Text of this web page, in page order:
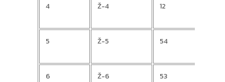
4 Ž-4 12
5 Ž-5 54
6 Ž-6 53